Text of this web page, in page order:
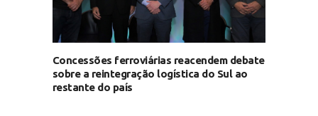
Concessões ferroviárias reacendem debate
sobre a reintegração logística do Sul ao
restante do país